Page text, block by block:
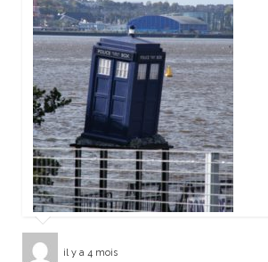
il y a 4 mois